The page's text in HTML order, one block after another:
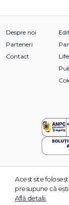
Despre noi
Parteneri
Contact
© 2026
Acest site
presupune că
Află detalii.